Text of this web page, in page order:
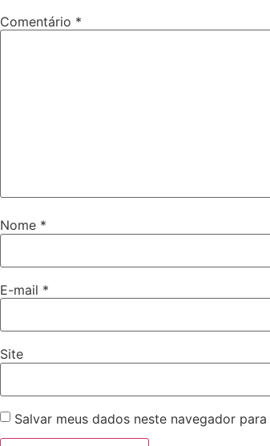
Comentário *
Nome *
E-mail *
Site
Salvar meus dados neste navegador